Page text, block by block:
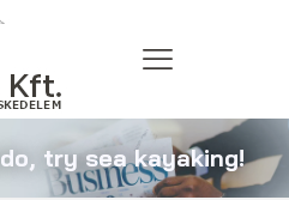
try sea kayaking!